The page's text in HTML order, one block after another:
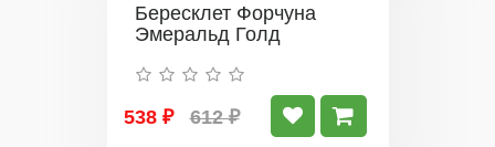
Бересклет Форчуна
Эмеральд Голд
538 ₽ 612 ₽